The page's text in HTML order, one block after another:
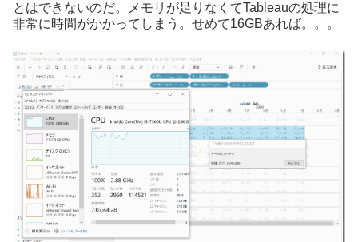
とはできないのだ。メモリが足りなくてTableauの処理に
非常に時間がかかってしまう。せめて16GBあれば。。。